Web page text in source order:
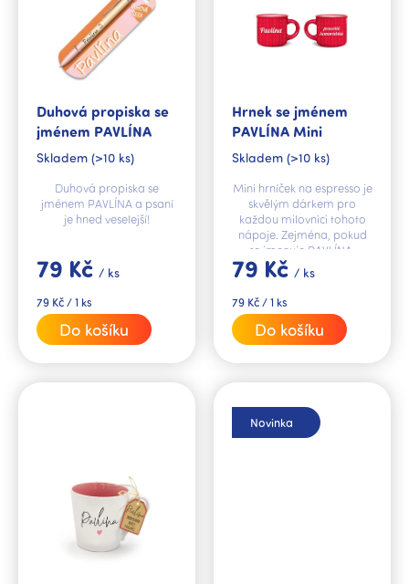
Duhová propiska se
jménem PAVLÍNA
Skladem (>10 ks)
79 Kč / ks
Měrná
cena:
79 Kč / 1 ks
Do košíku
Duhová propiska se
jménem PAVLÍNA a psaní
je hned veselejší!
Hrnek se jménem
PAVLÍNA Mini
Skladem (>10 ks)
79 Kč / ks
Měrná
cena:
79 Kč / 1 ks
Do košíku
Mini hrníček na espresso je
skvělým dárkem pro
každou milovnici tohoto
nápoje. Zejména, pokud
se jmenuje PAVLÍNA.
Novinka